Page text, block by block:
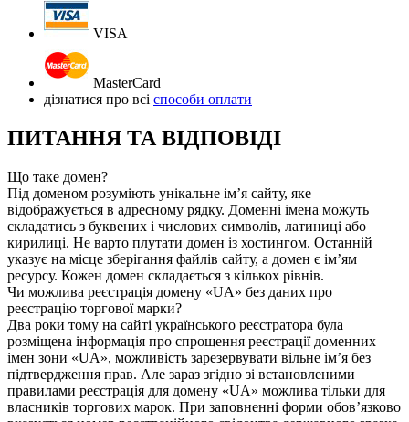
VISA
MasterCard
дізнатися про всі способи оплати
ПИТАННЯ ТА ВІДПОВІДІ
Що таке домен?
Під доменом розуміють унікальне ім’я сайту, яке
відображується в адресному рядку. Доменні імена можуть
складатись з буквених і числових символів, латиниці або
кирилиці. Не варто плутати домен із хостингом. Останній
указує на місце зберігання файлів сайту, а домен є ім’ям
ресурсу. Кожен домен складається з кількох рівнів.
Чи можлива реєстрація домену «UA» без даних про
реєстрацію торгової марки?
Два роки тому на сайті українського реєстратора була
розміщена інформація про спрощення реєстрації доменних
імен зони «UA», можливість зарезервувати вільне ім’я без
підтвердження прав. Але зараз згідно зі встановленими
правилами реєстрація для домену «UA» можлива тільки для
власників торгових марок. При заповненні форми обов’язково